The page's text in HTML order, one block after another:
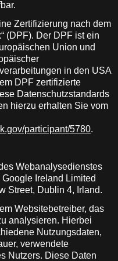
Zertifizierung nach dem
(DPF). Der DPF ist ein
Union und
in den USA
DPF zertifizierte
Datenschutzstandards
hierzu erhalten Sie vom
participant/5780.
Webanalysedienstes
Ireland Limited
Street, Dublin 4, Irland.
Websitebetreiber, das
analysieren. Hierbei
Nutzungsdaten,
verwendete
Nutzers. Diese Daten